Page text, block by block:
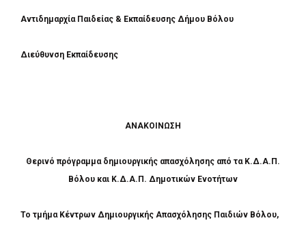
Αντιδημαρχία Παιδείας & Εκπαίδευσης Δήμου Βόλου
Διεύθυνση Εκπαίδευσης
ΑΝΑΚΟΙΝΩΣΗ
Θερινό πρόγραμμα δημιουργικής απασχόλησης από τα Κ.Δ.Α.Π.
Βόλου και Κ.Δ.Α.Π. Δημοτικών Ενοτήτων
Το τμήμα Κέντρων Δημιουργικής Απασχόλησης Παιδιών Βόλου,